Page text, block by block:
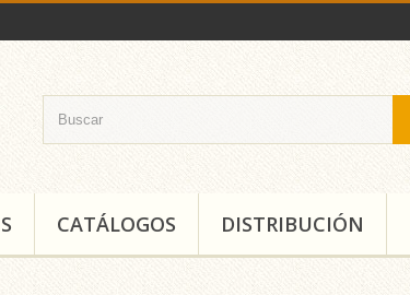
CATÁLOGOS DISTRIBUCIÓN